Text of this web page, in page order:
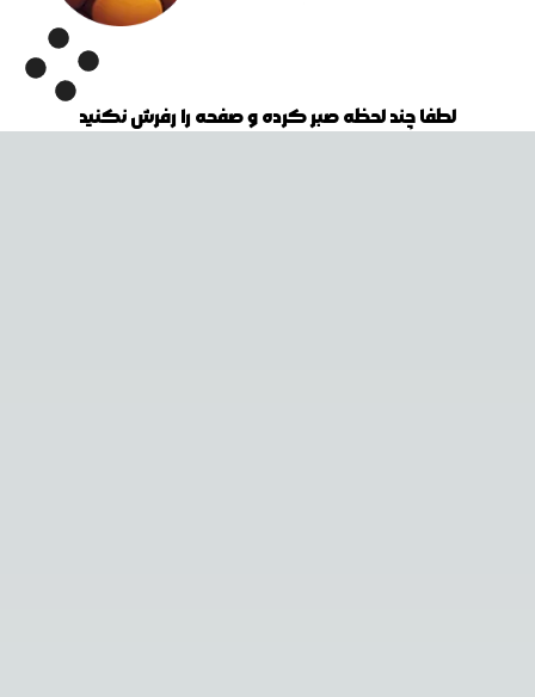
لطفا چند لحظه صبر کرده و صفحه را رفرش نکنید